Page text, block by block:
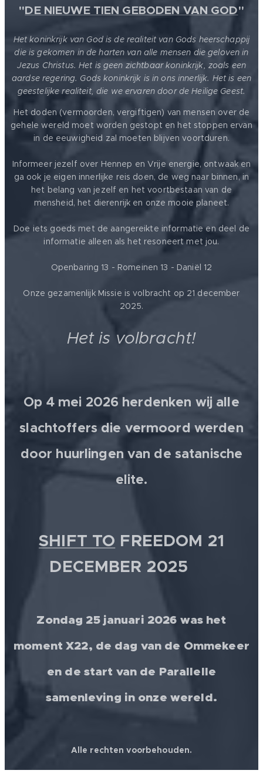
"DE NIEUWE TIEN GEBODEN VAN GOD"
Het koninkrijk van God is de realiteit van Gods heerschappij
die is gekomen in de harten van alle mensen die geloven in
Jezus Christus. Het is geen zichtbaar koninkrijk, zoals een
aardse regering. Gods koninkrijk is in ons innerlijk. Het is een
geestelijke realiteit, die we ervaren door de Heilige Geest.
Het doden (vermoorden, vergiftigen) van mensen over de
gehele wereld moet worden gestopt en het stoppen ervan
in de eeuwigheid zal moeten blijven voortduren.
Informeer jezelf over Hennep en Vrije energie, ontwaak en
ga ook je eigen innerlijke reis doen, de weg naar binnen, in
het belang van jezelf en het voortbestaan van de
mensheid, het dierenrijk en onze mooie planeet.
Doe iets goeds met de aangereikte informatie en deel de
informatie alleen als het resoneert met jou.
Openbaring 13 - Romeinen 13 - Daniël 12
Onze gezamenlijk Missie is volbracht op 21 december
2025.
Het is volbracht!
Op 4 mei 2026 herdenken wij alle
slachtoffers die vermoord werden
door huurlingen van de satanische
elite.
SHIFT TO FREEDOM 21
DECEMBER 2025 💫
Zondag 25 januari 2026 was het
moment X22, de dag van de Ommekeer
en de start van de Parallelle
samenleving in onze wereld.
Alle rechten voorbehouden.